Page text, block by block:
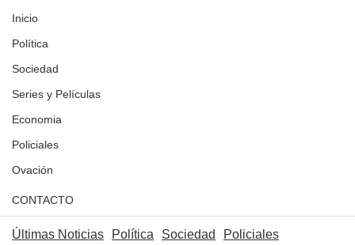
Inicio
Política
Sociedad
Series y Películas
Economia
Policiales
Ovación
CONTACTO
Últimas Noticias Política Sociedad
Policiales